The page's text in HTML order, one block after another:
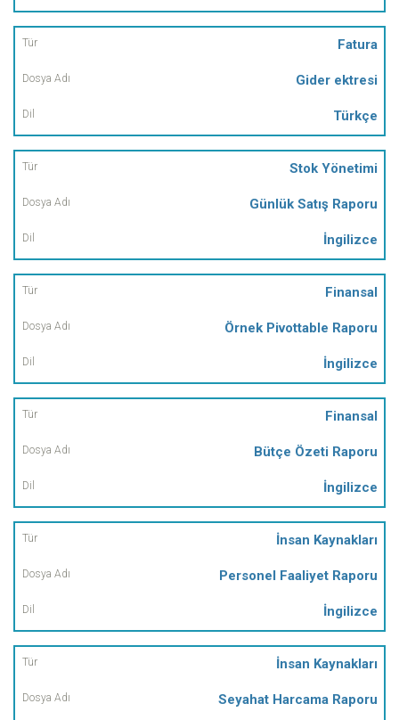
Fatura
Gider ektresi
Türkçe
Stok Yönetimi
Günlük Satış Raporu
İngilizce
Finansal
Örnek Pivottable Raporu
İngilizce
Finansal
Bütçe Özeti Raporu
İngilizce
İnsan Kaynakları
Personel Faaliyet Raporu
İngilizce
İnsan Kaynakları
Seyahat Harcama Raporu